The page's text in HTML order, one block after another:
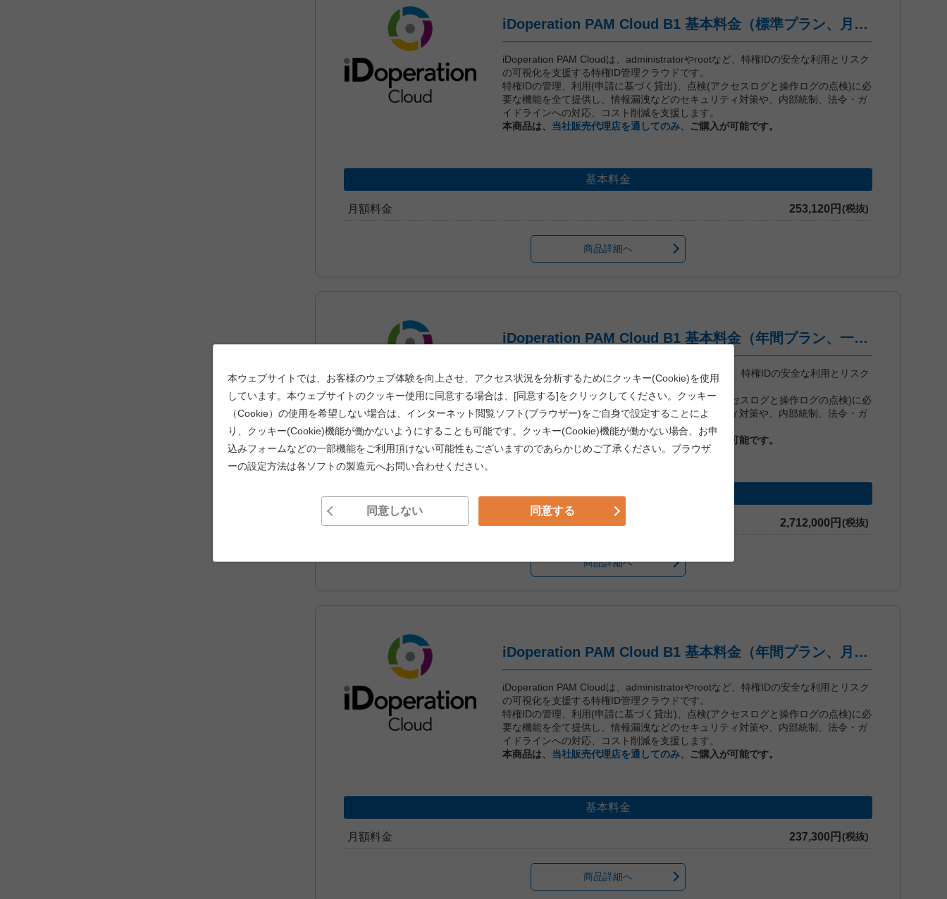
iDoperation PAM Cloud B1 基本料金（標準プラン、月々後払い）
iDoperation PAM Cloudは、administratorやrootなど、特権IDの安全な利用とリスク
の可視化を支援する特権ID管理クラウドです。
特権IDの管理、利用(申請に基づく貸出)、点検(アクセスログと操作ログの点検)に必
要な機能を全て提供し、情報漏洩などのセキュリティ対策や、内部統制、法令・ガ
イドラインへの対応、コスト削減を支援します。
本商品は、 当社販売代理店を通してのみ、 ご購入が可能です。
基本料金
月額料金 253,120円 (税抜)
商品詳細へ
iDoperation PAM Cloud B1 基本料金（年間プラン、一括前払い）
iDoperation PAM Cloudは、administratorやrootなど、特権IDの安全な利用とリスク
の可視化を支援する特権ID管理クラウドです。
特権IDの管理、利用(申請に基づく貸出)、点検(アクセスログと操作ログの点検)に必
要な機能を全て提供し、情報漏洩などのセキュリティ対策や、内部統制、法令・ガ
イドラインへの対応、コスト削減を支援します。
本商品は、
当社販売代理店を通してのみ、 ご購入が可能です。
年額料金 2,712,000円 (税抜)
商品詳細へ
iDoperation PAM Cloud B1 基本料金（年間プラン、月々後払い）
iDoperation PAM Cloudは、administratorやrootなど、特権IDの安全な利用とリスク
の可視化を支援する特権ID管理クラウドです。
特権IDの管理、利用(申請に基づく貸出)、点検(アクセスログと操作ログの点検)に必
要な機能を全て提供し、情報漏洩などのセキュリティ対策や、内部統制、法令・ガ
イドラインへの対応、コスト削減を支援します。
本商品は、 当社販売代理店を通してのみ、 ご購入が可能です。
基本料金
月額料金 237,300円 (税抜)
商品詳細へ
本ウェブサイトでは、お客様のウェブ体験を向上させ、アクセス状況を分析するためにクッキー(Cookie)を使用
しています。本ウェブサイトのクッキー使用に同意する場合は、[同意する]をクリックしてください。クッキー
（Cookie）の使用を希望しない場合は、インターネット閲覧ソフト(ブラウザー)をご自身で設定することによ
り、クッキー(Cookie)機能が働かないようにすることも可能です。クッキー(Cookie)機能が働かない場合、お申
込みフォームなどの一部機能をご利用頂けない可能性もございますのであらかじめご了承ください。ブラウザ
ーの設定方法は各ソフトの製造元へお問い合わせください。
同意しない 同意する